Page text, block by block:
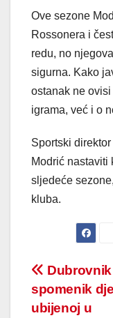
Ove sezone
Rossonera i
redu, no
sigurna. Kako
ostanak ne
igrama, već i o
Sportski
Modrić nastaviti
sljedeće
kluba.
Post
spomenik
ubijenoj u